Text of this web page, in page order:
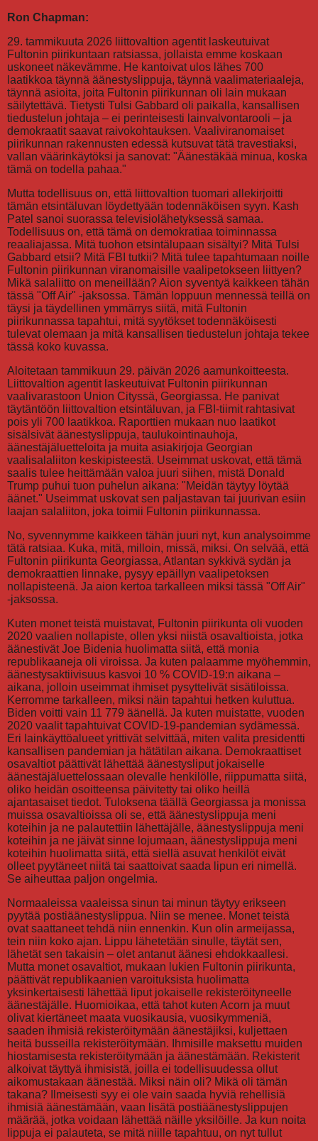
Ron Chapman:
29. tammikuuta 2026 liittovaltion agentit laskeutuivat
Fultonin piirikuntaan ratsiassa, jollaista emme koskaan
uskoneet näkevämme. He kantoivat ulos lähes 700
laatikkoa täynnä äänestyslippuja, täynnä vaalimateriaaleja,
täynnä asioita, joita Fultonin piirikunnan oli lain mukaan
säilytettävä. Tietysti Tulsi Gabbard oli paikalla, kansallisen
tiedustelun johtaja – ei perinteisesti lainvalvontarooli – ja
demokraatit saavat raivokohtauksen. Vaaliviranomaiset
piirikunnan rakennusten edessä kutsuvat tätä travestiaksi,
vallan väärinkäytöksi ja sanovat: "Äänestäkää minua, koska
tämä on todella pahaa."
Mutta todellisuus on, että liittovaltion tuomari allekirjoitti
tämän etsintäluvan löydettyään todennäköisen syyn. Kash
Patel sanoi suorassa televisiolähetyksessä samaa.
Todellisuus on, että tämä on demokratiaa toiminnassa
reaaliajassa. Mitä tuohon etsintälupaan sisältyi? Mitä Tulsi
Gabbard etsii? Mitä FBI tutkii? Mitä tulee tapahtumaan noille
Fultonin piirikunnan viranomaisille vaalipetokseen liittyen?
Mikä salaliitto on meneillään? Aion syventyä kaikkeen tähän
tässä "Off Air" -jaksossa. Tämän loppuun mennessä teillä on
täysi ja täydellinen ymmärrys siitä, mitä Fultonin
piirikunnassa tapahtui, mitä syytökset todennäköisesti
tulevat olemaan ja mitä kansallisen tiedustelun johtaja tekee
tässä koko kuvassa.
Aloitetaan tammikuun 29. päivän 2026 aamunkoitteesta.
Liittovaltion agentit laskeutuivat Fultonin piirikunnan
vaalivarastoon Union Cityssä, Georgiassa. He panivat
täytäntöön liittovaltion etsintäluvan, ja FBI-tiimit rahtasivat
pois yli 700 laatikkoa. Raporttien mukaan nuo laatikot
sisälsivät äänestyslippuja, taulukointinauhoja,
äänestäjäluetteloita ja muita asiakirjoja Georgian
vaalisalaliiton keskipisteestä. Useimmat uskovat, että tämä
saalis tulee heittämään valoa juuri siihen, mistä Donald
Trump puhui tuon puhelun aikana: "Meidän täytyy löytää
äänet." Useimmat uskovat sen paljastavan tai juurivan esiin
laajan salaliiton, joka toimii Fultonin piirikunnassa.
No, syvennymme kaikkeen tähän juuri nyt, kun analysoimme
tätä ratsiaa. Kuka, mitä, milloin, missä, miksi. On selvää, että
Fultonin piirikunta Georgiassa, Atlantan sykkivä sydän ja
demokraattien linnake, pysyy epäillyn vaalipetoksen
nollapisteenä. Ja aion kertoa tarkalleen miksi tässä "Off Air"
-jaksossa.
Kuten monet teistä muistavat, Fultonin piirikunta oli vuoden
2020 vaalien nollapiste, ollen yksi niistä osavaltioista, jotka
äänestivät Joe Bidenia huolimatta siitä, että monia
republikaaneja oli viroissa. Ja kuten palaamme myöhemmin,
äänestysaktiivisuus kasvoi 10 % COVID-19:n aikana –
aikana, jolloin useimmat ihmiset pysyttelivät sisätiloissa.
Kerromme tarkalleen, miksi näin tapahtui hetken kuluttua.
Biden voitti vain 11 779 äänellä. Ja kuten muistatte, vuoden
2020 vaalit tapahtuivat COVID-19-pandemian sydämessä.
Eri lainkäyttöalueet yrittivät selvittää, miten valita presidentti
kansallisen pandemian ja hätätilan aikana. Demokraattiset
osavaltiot päättivät lähettää äänestysliput jokaiselle
äänestäjäluettelossaan olevalle henkilölle, riippumatta siitä,
oliko heidän osoitteensa päivitetty tai oliko heillä
ajantasaiset tiedot. Tuloksena täällä Georgiassa ja monissa
muissa osavaltioissa oli se, että äänestyslippuja meni
koteihin ja ne palautettiin lähettäjälle, äänestyslippuja meni
koteihin ja ne jäivät sinne lojumaan, äänestyslippuja meni
koteihin huolimatta siitä, että siellä asuvat henkilöt eivät
olleet pyytäneet niitä tai saattoivat saada lipun eri nimellä.
Se aiheuttaa paljon ongelmia.
Normaaleissa vaaleissa sinun tai minun täytyy erikseen
pyytää postiäänestyslippua. Niin se menee. Monet teistä
ovat saattaneet tehdä niin ennenkin. Kun olin armeijassa,
tein niin koko ajan. Lippu lähetetään sinulle, täytät sen,
lähetät sen takaisin – olet antanut äänesi ehdokkaallesi.
Mutta monet osavaltiot, mukaan lukien Fultonin piirikunta,
päättivät republikaanien varoituksista huolimatta
yksinkertaisesti lähettää liput jokaiselle rekisteröityneelle
äänestäjälle. Huomioikaa, että tahot kuten Acorn ja muut
olivat kiertäneet maata vuosikausia, vuosikymmeniä,
saaden ihmisiä rekisteröitymään äänestäjiksi, kuljettaen
heitä busseilla rekisteröitymään. Ihmisille maksettu muiden
hiostamisesta rekisteröitymään ja äänestämään. Rekisterit
alkoivat täyttyä ihmisistä, joilla ei todellisuudessa ollut
aikomustakaan äänestää. Miksi näin oli? Mikä oli tämän
takana? Ilmeisesti syy ei ole vain saada hyviä rehellisiä
ihmisiä äänestämään, vaan lisätä postiäänestyslippujen
määrää, jotka voidaan lähettää näille yksilöille. Ja kun noita
lippuja ei palauteta, se mitä niille tapahtuu, on nyt tullut